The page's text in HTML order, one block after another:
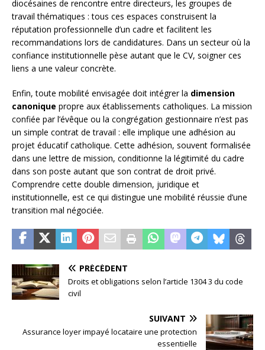
diocésaines de rencontre entre directeurs, les groupes de
travail thématiques : tous ces espaces construisent la
réputation professionnelle d’un cadre et facilitent les
recommandations lors de candidatures. Dans un secteur où la
confiance institutionnelle pèse autant que le CV, soigner ces
liens a une valeur concrète.
Enfin, toute mobilité envisagée doit intégrer la dimension
canonique propre aux établissements catholiques. La mission
confiée par l’évêque ou la congrégation gestionnaire n’est pas
un simple contrat de travail : elle implique une adhésion au
projet éducatif catholique. Cette adhésion, souvent formalisée
dans une lettre de mission, conditionne la légitimité du cadre
dans son poste autant que son contrat de droit privé.
Comprendre cette double dimension, juridique et
institutionnelle, est ce qui distingue une mobilité réussie d’une
transition mal négociée.
PRÉCÉDENT
Droits et obligations selon l’article 1304 3 du code
civil
SUIVANT
Assurance loyer impayé locataire une protection
essentielle